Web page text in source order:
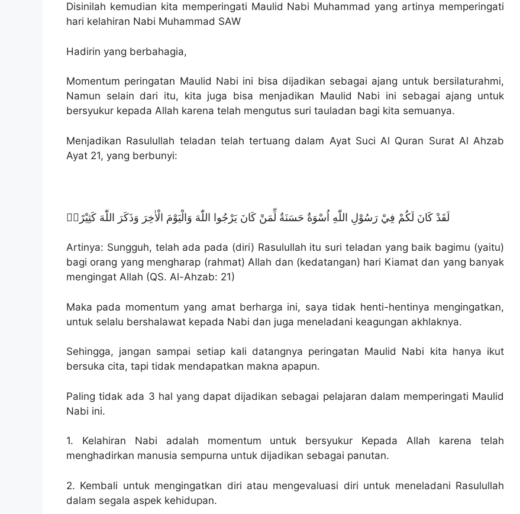
Disinilah kemudian kita memperingati Maulid Nabi Muhammad yang artinya memperingati
hari kelahiran Nabi Muhammad SAW
Hadirin yang berbahagia,
Momentum peringatan Maulid Nabi ini bisa dijadikan sebagai ajang untuk bersilaturahmi,
Namun selain dari itu, kita juga bisa menjadikan Maulid Nabi ini sebagai ajang untuk
bersyukur kepada Allah karena telah mengutus suri tauladan bagi kita semuanya.
Menjadikan Rasulullah teladan telah tertuang dalam Ayat Suci Al Quran Surat Al Ahzab
Ayat 21, yang berbunyi:
لَقَدْ كَانَ لَكُمْ فِيْ رَسُوْلِ اللّٰهِ اُسْوَةٌ حَسَنَةٌ لِّمَنْ كَانَ يَرْجُوا اللّٰهَ وَالْيَوْمَ الْاٰخِرَ وَذَكَرَ اللّٰهَ كَثِيْرًاۗ
Artinya: Sungguh, telah ada pada (diri) Rasulullah itu suri teladan yang baik bagimu (yaitu)
bagi orang yang mengharap (rahmat) Allah dan (kedatangan) hari Kiamat dan yang banyak
mengingat Allah (QS. Al-Ahzab: 21)
Maka pada momentum yang amat berharga ini, saya tidak henti-hentinya mengingatkan,
untuk selalu bershalawat kepada Nabi dan juga meneladani keagungan akhlaknya.
Sehingga, jangan sampai setiap kali datangnya peringatan Maulid Nabi kita hanya ikut
bersuka cita, tapi tidak mendapatkan makna apapun.
Paling tidak ada 3 hal yang dapat dijadikan sebagai pelajaran dalam memperingati Maulid
Nabi ini.
1. Kelahiran Nabi adalah momentum untuk bersyukur Kepada Allah karena telah
menghadirkan manusia sempurna untuk dijadikan sebagai panutan.
2. Kembali untuk mengingatkan diri atau mengevaluasi diri untuk meneladani Rasulullah
dalam segala aspek kehidupan.